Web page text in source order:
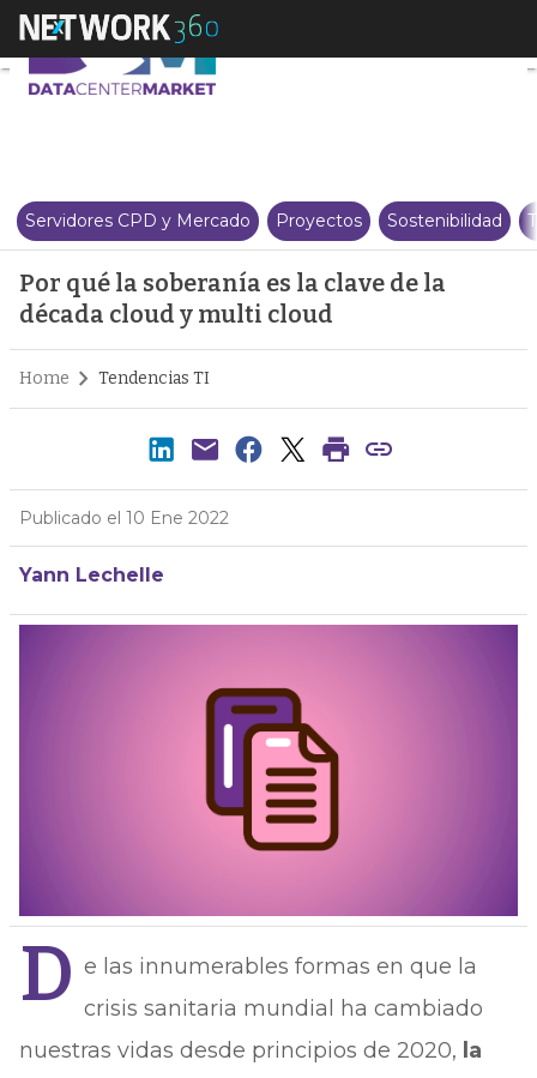
Por qué la soberanía es la
Servidores CPD y Mercado Proyectos Sostenibilidad
Por qué la soberanía es la clave de la
década cloud y multi cloud
Home Tendencias TI
Publicado el 10 Ene 2022
Yann Lechelle
D e las innumerables formas en que la
crisis sanitaria mundial ha cambiado
nuestras vidas desde principios de 2020, la